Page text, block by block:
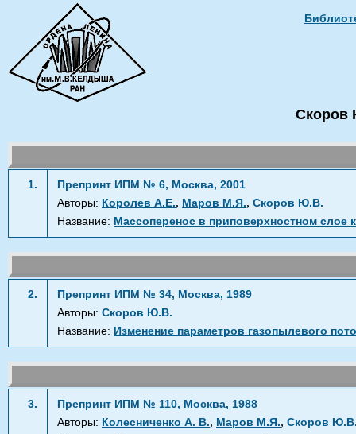
Скоров
1.
Препринт ИПМ № 6, Москва, 2001
Авторы: Королев А.Е., Маров М.Я., Скоров Ю.В.
Название: Массоперенос в приповерхностном слое
2.
Препринт ИПМ № 34, Москва, 1989
Авторы: Скоров Ю.В.
Название: Изменение параметров газопылевого
3.
Препринт ИПМ № 110, Москва, 1988
Авторы: Колесниченко А. В., Маров М.Я., Скоров